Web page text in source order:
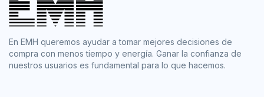
En EMH queremos ayudar a tomar mejores decisiones de
compra con menos tiempo y energía. Ganar la confianza de
nuestros usuarios es fundamental para lo que hacemos.